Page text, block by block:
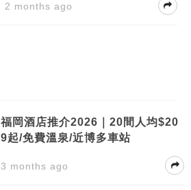
2 months ago
福岡酒店推介2026｜20間人均$20
9起/免費溫泉/近博多車站
3 months ago